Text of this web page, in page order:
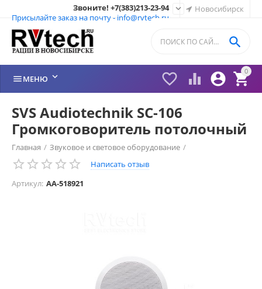
Новосибирск
Звоните! +7(383)213-23-94
Присылайте заказ на почту - info@rvtech.ru

0


 

МЕНЮ 
SVS Audiotechnik SC-106
Громкоговоритель потолочный
Главная / Звуковое и световое оборудование /
Громкоговорители потолочные /
Написать отзыв
Артикул: AA-518921